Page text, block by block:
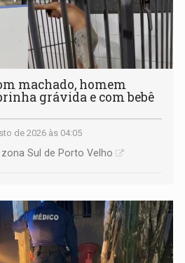
machado, homem
grávida e com bebê
de 2026 às 04:05
Sul de Porto Velho